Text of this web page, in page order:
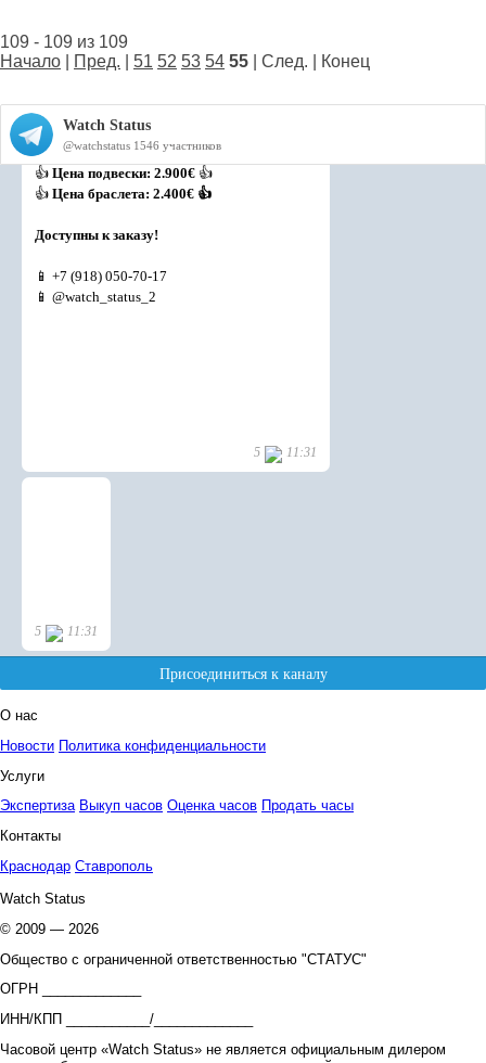
109 - 109 из 109
Начало
Пред. 51 52 53 54 55 | След. | Конец
О нас
Новости Политика конфиденциальности
Услуги
Экспертиза Выкуп часов Оценка часов Продать часы
Контакты
Краснодар Ставрополь
Watch Status
© 2009 — 2026
Общество с ограниченной ответственностью "СТАТУС"
ОГРН _____________
ИНН/КПП ___________/_____________
Часовой центр «Watch Status» не является официальным дилером